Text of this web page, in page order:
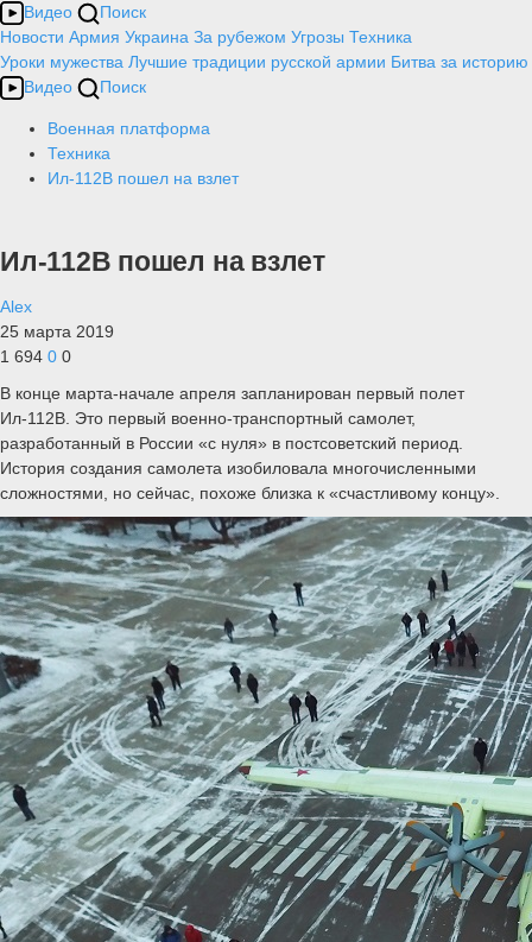
Видео
Поиск
Новости Армия Украина За рубежом Угрозы Техника
Уроки мужества Лучшие традиции русской армии Битва за историю
Видео
Поиск
Военная платформа
Техника
Ил-112В пошел на взлет
Ил-112В пошел на взлет
Alex
25 марта 2019
1 694 0 0
В конце марта-начале апреля запланирован первый полет
Ил-112В. Это первый военно-транспортный самолет,
разработанный в России «с нуля» в постсоветский период.
История создания самолета изобиловала многочисленными
сложностями, но сейчас, похоже близка к «счастливому концу».